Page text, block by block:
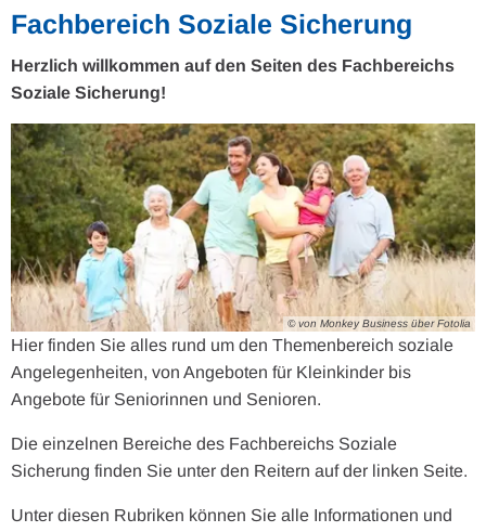
Fachbereich Soziale Sicherung
Herzlich willkommen auf den Seiten des Fachbereichs
Soziale Sicherung!
© von Monkey Business über Fotolia
Hier finden Sie alles rund um den Themenbereich soziale
Angelegenheiten, von Angeboten für Kleinkinder bis
Angebote für Seniorinnen und Senioren.
Die einzelnen Bereiche des Fachbereichs Soziale
Sicherung finden Sie unter den Reitern auf der linken Seite.
Unter diesen Rubriken können Sie alle Informationen und